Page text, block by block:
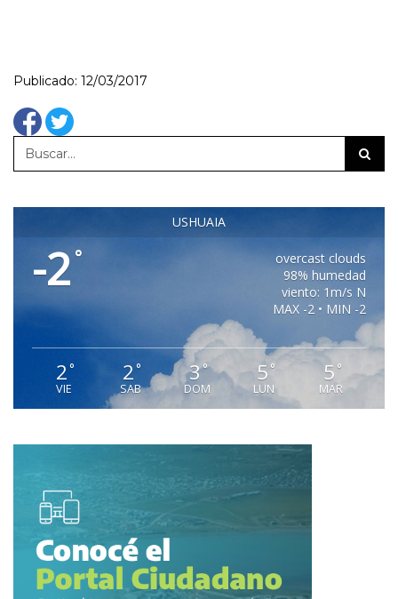
Publicado: 12/03/2017
USHUAIA
-2 °
overcast clouds
98% humedad
viento: 1m/s N
MAX -2 • MIN -2
2°
VIE
2 °
SAB
3°
DOM
5 °
LUN
5 °
MAR